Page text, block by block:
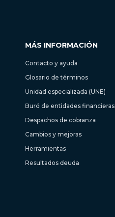
MÁS INFORMACIÓN
Contacto y ayuda
Glosario de términos
Unidad especializada (UNE)
Buró de entidades financieras
Despachos de cobranza
Cambios y mejoras
Herramientas
Resultados deuda